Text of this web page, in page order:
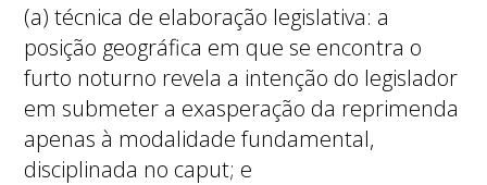
(a) técnica de elaboração legislativa: a
posição geográfica em que se encontra o
furto noturno revela a intenção do legislador
em submeter a exasperação da reprimenda
apenas à modalidade fundamental,
disciplinada no caput; e